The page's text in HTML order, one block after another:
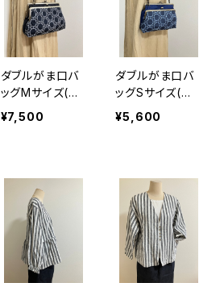
ダブルがま口バ
ッグMサイズ(刺
繍サークルレー
ス/ネイビーブラ
¥7,500
ダブルがま口バ
ッグSサイズ(刺
繍サークルレー
ス/ブルー) 持ち
¥5,600